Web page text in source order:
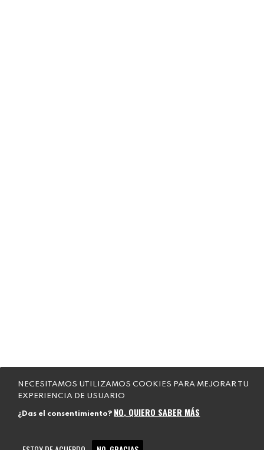
NECESITAMOS UTILIZAMOS COOKIES PARA MEJORAR TU
EXPERIENCIA DE USUARIO
¿Das el consentimiento? NO, QUIERO SABER MÁS